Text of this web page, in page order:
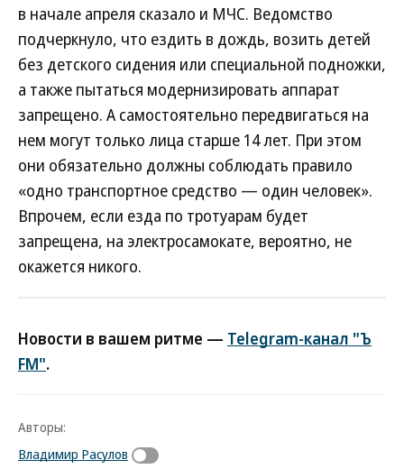
в начале апреля сказало и МЧС. Ведомство
подчеркнуло, что ездить в дождь, возить детей
без детского сидения или специальной подножки,
а также пытаться модернизировать аппарат
запрещено. А самостоятельно передвигаться на
нем могут только лица старше 14 лет. При этом
они обязательно должны соблюдать правило
«одно транспортное средство — один человек».
Впрочем, если езда по тротуарам будет
запрещена, на электросамокате, вероятно, не
окажется никого.
Новости в вашем ритме — Telegram-канал "Ъ
FM".
Авторы:
Владимир Расулов